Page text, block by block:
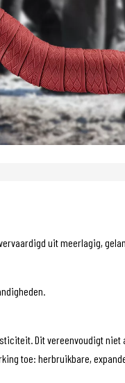
uit meerlagig,
Dit vereenvoudigt niet
toe: herbruikbare,